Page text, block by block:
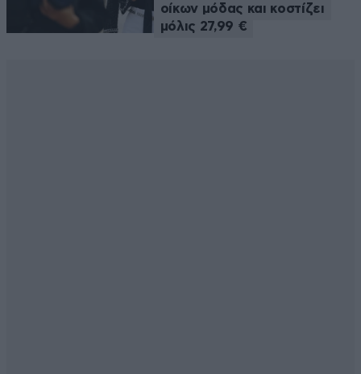
οίκων μόδας και κοστίζει
μόλις 27,99 €